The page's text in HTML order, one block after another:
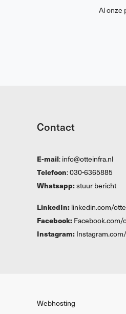
Al onze
Contact
E-mail:info@otteinfra.nl
Telefoon:030-6365885
Whatsapp:stuur bericht
LinkedIn:linkedin.com/
Facebook:
Instagram:
Webhosting